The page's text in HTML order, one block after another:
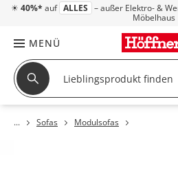
☀ 40%* auf ALLES – außer Elektro- &
Möbelhaus
MENÜ
Sofas Modulsofas